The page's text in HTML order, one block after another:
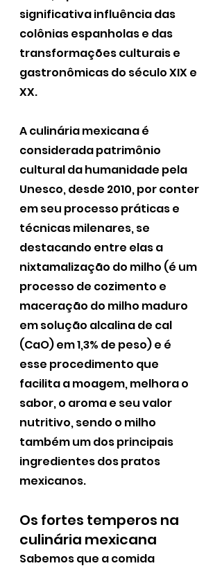
significativa influência das
colônias espanholas e das
transformações culturais e
gastronômicas do século XIX e
XX.
A culinária mexicana é
considerada patrimônio
cultural da humanidade pela
Unesco, desde 2010, por conter
em seu processo práticas e
técnicas milenares, se
destacando entre elas a
nixtamalização do milho (é um
processo de cozimento e
maceração do milho maduro
em solução alcalina de cal
(CaO) em 1,3% de peso) e é
esse procedimento que
facilita a moagem, melhora o
sabor, o aroma e seu valor
nutritivo, sendo o milho
também um dos principais
ingredientes dos pratos
mexicanos.
Os fortes temperos na
culinária mexicana
Sabemos que a comida